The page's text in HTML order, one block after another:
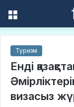
Туризм
Енді
визасыз